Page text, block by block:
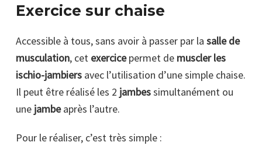
Exercice sur chaise
Accessible à tous, sans avoir à passer par la salle de
musculation, cet exercicepermet de muscler les
ischio-jambiers avec l’utilisation d’une simple chaise.
Il peut être réalisé les 2 jambessimultanément ou
une jambeaprès l’autre.
Pour le réaliser, c’est très simple :